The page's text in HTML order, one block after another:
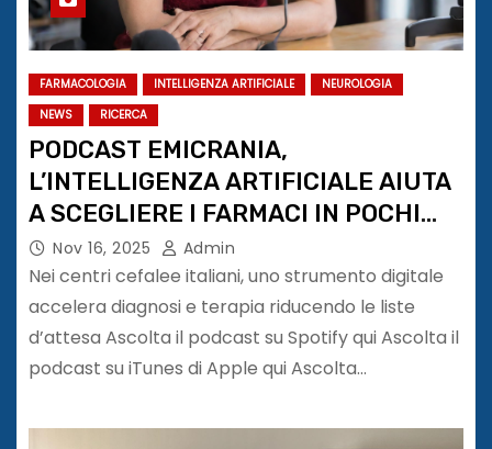
FARMACOLOGIA INTELLIGENZA ARTIFICIALE
NEUROLOGIA
NEWS
RICERCA
PODCAST EMICRANIA,
L’INTELLIGENZA ARTIFICIALE AIUTA
A SCEGLIERE I FARMACI IN POCHI
SECONDI
Nov 16, 2025 Admin
Nei centri cefalee italiani, uno strumento digitale
accelera diagnosi e terapia riducendo le liste
d’attesa Ascolta il podcast su Spotify qui Ascolta il
podcast su iTunes di Apple qui Ascolta…